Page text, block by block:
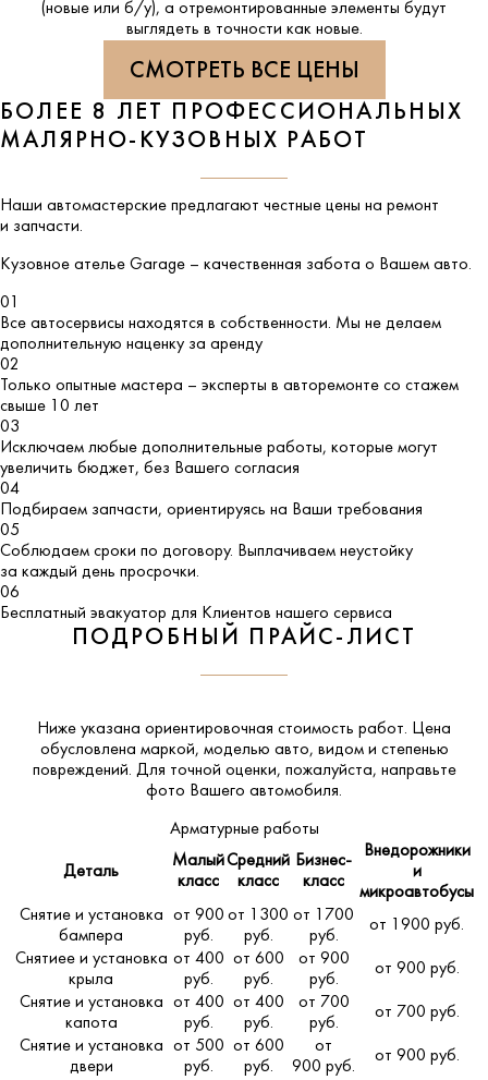
(новые или б/у), а отремонтированные элементы будут
выглядеть в точности как новые.
СМОТРЕТЬ ВСЕ ЦЕНЫ
БОЛЕЕ 8 ЛЕТ ПРОФЕССИОНАЛЬНЫХ
МАЛЯРНО-КУЗОВНЫХ РАБОТ
Наши автомастерские предлагают честные цены на ремонт
и запчасти.
Кузовное ателье Garage – качественная забота о Вашем авто.
01
Все автосервисы находятся в собственности. Мы не делаем
дополнительную наценку за аренду
02
Только опытные мастера – эксперты в авторемонте со стажем
свыше 10 лет
03
Исключаем любые дополнительные работы, которые могут
увеличить бюджет, без Вашего согласия
04
Подбираем запчасти, ориентируясь на Ваши требования
05
Соблюдаем сроки по договору. Выплачиваем неустойку
за каждый день просрочки.
06
Бесплатный эвакуатор для Клиентов нашего сервиса
ПОДРОБНЫЙ ПРАЙС-ЛИСТ
Ниже указана ориентировочная стоимость работ. Цена
обусловлена маркой, моделью авто, видом и степенью
повреждений. Для точной оценки, пожалуйста, направьте
фото Вашего автомобиля.
Арматурные работы
Деталь
Малый
класс
Средний
класс
Бизнес-
класс
Внедорожники
и
микроавтобусы
Снятие и установка
бампера
от 900
руб.
от 1300
руб.
от 1700
руб.
от 1900 руб.
Снятиее и установка
крыла
от 400
руб.
от 600
руб.
от 900
руб.
от 900 руб.
Снятие и установка
капота
от 400
руб.
от 400
руб.
от 700
руб.
от 700 руб.
Снятие и установка
двери
от 500
руб.
от 600
руб.
от
900 руб.
от 900 руб.